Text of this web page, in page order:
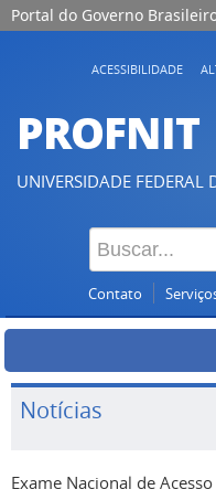
Portal do Governo
ACESSIBILIDADE
PROFNIT
UNIVERSIDADE
Contato
Notícias
Exame Nacional de